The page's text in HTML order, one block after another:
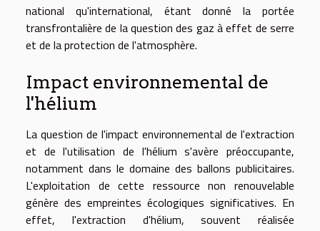
national qu'international, étant donné la portée
transfrontalière de la question des gaz à effet de serre
et de la protection de l'atmosphère.
Impact environnemental de
l'hélium
La question de l'impact environnemental de l'extraction
et de l'utilisation de l'hélium s'avère préoccupante,
notamment dans le domaine des ballons publicitaires.
L'exploitation de cette ressource non renouvelable
génère des empreintes écologiques significatives. En
effet, l'extraction d'hélium, souvent réalisée